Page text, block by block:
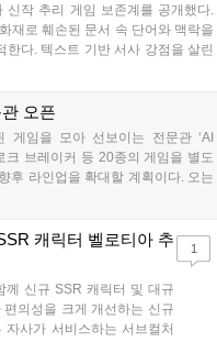
작 추리 게임 보존계를 공개했다.
재로 훼손된 문서 속 단어와 맥락을
다. 텍스트 기반 서사 강점을 살린
이 핵심이며, 현재 스팀 상점 페이
오픈
게임을 모아 선보이는 전문관 ‘AI
크 브레이커 등 20종의 게임을 별도
후 라인업을 확대할 계획이다. 오는
지급하는 오픈 기념 이벤트도 진
모두에게 새로운 경험을 제공할 것
캐릭터 벨로티아 추
께 신규 SSR 캐릭터 및 대규
의성을 크게 개선하는 신규
사가 서비스하는 서브컬처
을 개설하고 신규 캐릭터
1